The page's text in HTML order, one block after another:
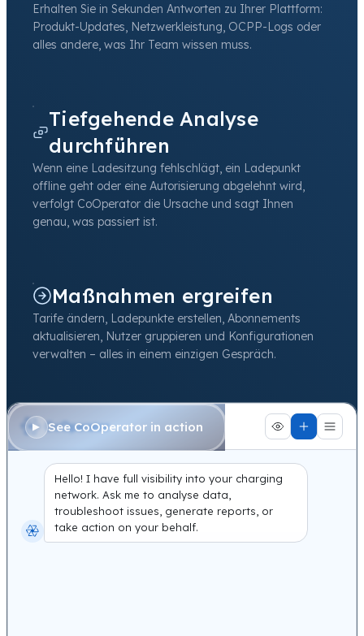
Erhalten Sie in Sekunden Antworten zu Ihrer Plattform:
Produkt-Updates, Netzwerkleistung, OCPP-Logs oder
alles andere, was Ihr Team wissen muss.
Tiefgehende Analyse
durchführen
Wenn eine Ladesitzung fehlschlägt, ein Ladepunkt
offline geht oder eine Autorisierung abgelehnt wird,
verfolgt CoOperator die Ursache und sagt Ihnen
genau, was passiert ist.
Maßnahmen ergreifen
Tarife ändern, Ladepunkte erstellen, Abonnements
aktualisieren, Nutzer gruppieren und Konfigurationen
verwalten – alles in einem einzigen Gespräch.
See CoOperator in action
Hello! I have full visibility into your charging
network. Ask me to analyse data,
troubleshoot issues, generate reports, or
take action on your behalf.